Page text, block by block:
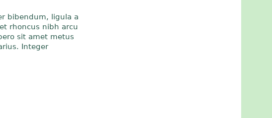
bibendum, ligula a
rhoncus nibh arcu
sit amet metus
Integer